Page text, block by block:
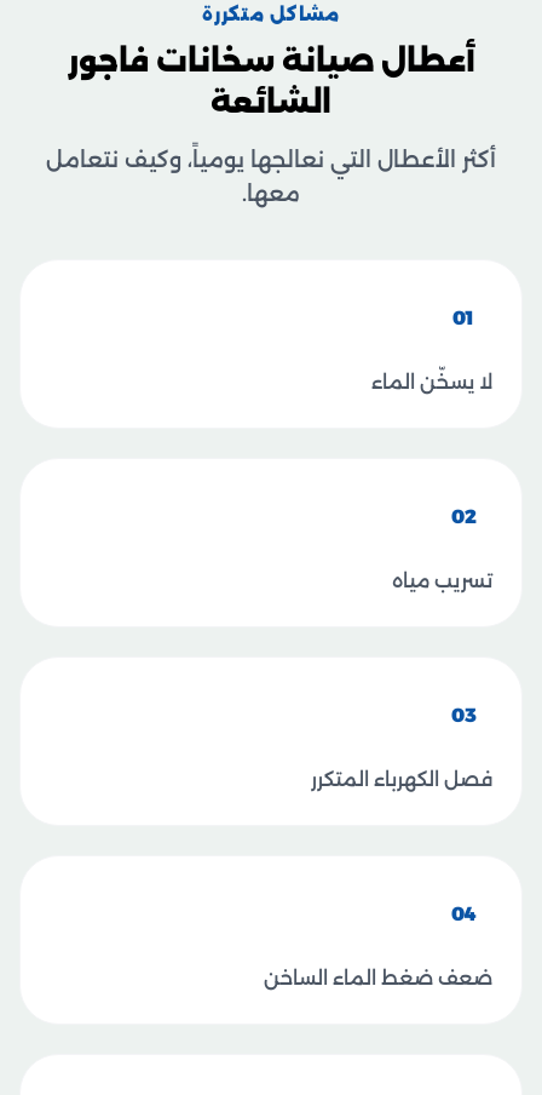
مشاكل متكررة
أعطال صيانة سخانات فاجور
الشائعة
أكثر الأعطال التي نعالجها يومياً، وكيف نتعامل
معها.
01
لا يسخّن الماء
02
تسريب مياه
03
فصل الكهرباء المتكرر
04
ضعف ضغط الماء الساخن